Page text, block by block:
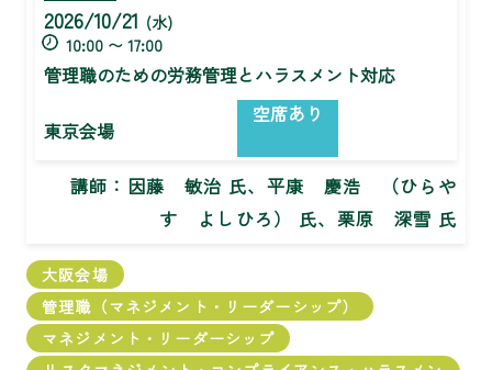
2026/10/21 (水)
10:00 〜 17:00
管理職のための労務管理とハラスメント対応
東京会場
空席あり
講師： 因藤 敏治 氏、平康 慶浩 （ひらや
す よしひろ） 氏、栗原 深雪 氏
大阪会場
管理職（マネジメント・リーダーシップ）
マネジメント・リーダーシップ